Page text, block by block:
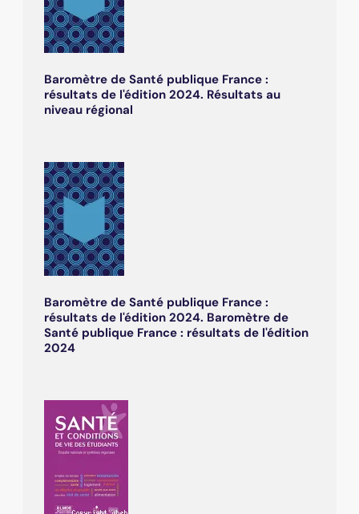
Baromètre de Santé publique France :
résultats de l'édition 2024. Résultats au
niveau régional
Baromètre de Santé publique France :
résultats de l'édition 2024. Baromètre de
Santé publique France : résultats de l'édition
2024